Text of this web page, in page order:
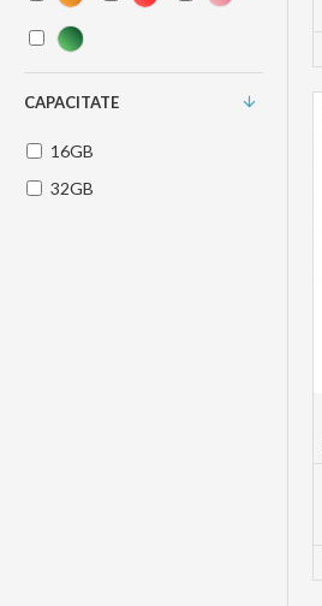
CAPACITATE
16GB
32GB